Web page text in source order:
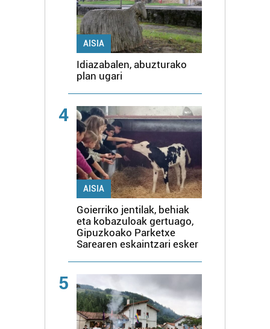
AISIA
Idiazabalen, abuzturako
plan ugari
4
AISIA
Goierriko jentilak, behiak
eta kobazuloak gertuago,
Gipuzkoako Parketxe
Sarearen eskaintzari esker
5